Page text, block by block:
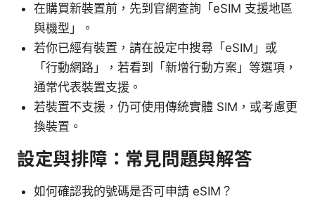
在購買新裝置前，先到官網查詢「eSIM 支援地區
與機型」。
若你已經有裝置，請在設定中搜尋「eSIM」或
「行動網路」，若看到「新增行動方案」等選項，
通常代表裝置支援。
若裝置不支援，仍可使用傳統實體 SIM，或考慮更
換裝置。
設定與排障：常見問題與解答
如何確認我的號碼是否可申請 eSIM？